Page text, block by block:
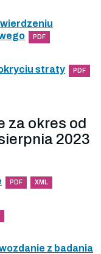
PDF
straty PDF
za okres od
2023
PDF XML
z badania